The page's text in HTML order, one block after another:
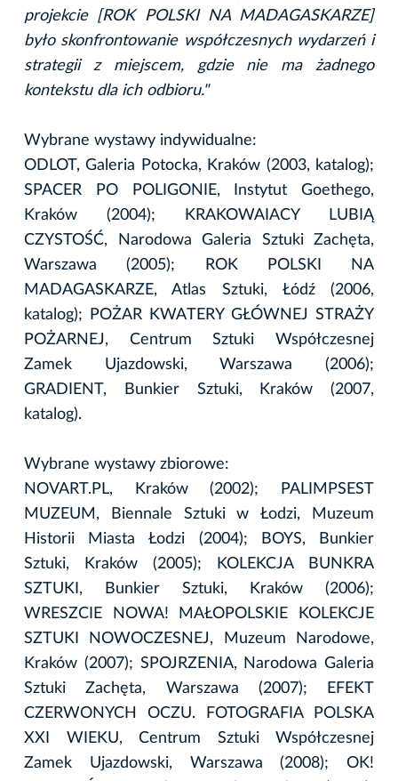
projekcie [ROK POLSKI NA MADAGASKARZE]
było skonfrontowanie współczesnych wydarzeń i
strategii z miejscem, gdzie nie ma żadnego
kontekstu dla ich odbioru."
Wybrane wystawy indywidualne:
ODLOT, Galeria Potocka, Kraków (2003, katalog);
SPACER PO POLIGONIE, Instytut Goethego,
Kraków (2004); KRAKOWAIACY LUBIĄ
CZYSTOŚĆ, Narodowa Galeria Sztuki Zachęta,
Warszawa (2005); ROK POLSKI NA
MADAGASKARZE, Atlas Sztuki, Łódź (2006,
katalog); POŻAR KWATERY GŁÓWNEJ STRAŻY
POŻARNEJ, Centrum Sztuki Współczesnej
Zamek Ujazdowski, Warszawa (2006);
GRADIENT, Bunkier Sztuki, Kraków (2007,
katalog).
Wybrane wystawy zbiorowe:
NOVART.PL, Kraków (2002); PALIMPSEST
MUZEUM, Biennale Sztuki w Łodzi, Muzeum
Historii Miasta Łodzi (2004); BOYS, Bunkier
Sztuki, Kraków (2005); KOLEKCJA BUNKRA
SZTUKI, Bunkier Sztuki, Kraków (2006);
WRESZCIE NOWA! MAŁOPOLSKIE KOLEKCJE
SZTUKI NOWOCZESNEJ, Muzeum Narodowe,
Kraków (2007); SPOJRZENIA, Narodowa Galeria
Sztuki Zachęta, Warszawa (2007); EFEKT
CZERWONYCH OCZU. FOTOGRAFIA POLSKA
XXI WIEKU, Centrum Sztuki Współczesnej
Zamek Ujazdowski, Warszawa (2008); OK!